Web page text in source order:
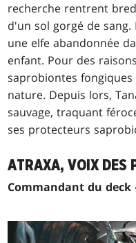
recherche rentrent
d'un sol gorgé de
une elfe abandonnée
enfant. Pour des
saprobiontes
nature. Depuis lors,
sauvage, traquant
ses protecteurs
ATRAXA, VOIX DES
Commandant du